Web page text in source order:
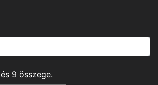
és 9 összege.